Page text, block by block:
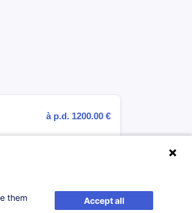
à p.d. 1200.00 €
them
Accept all